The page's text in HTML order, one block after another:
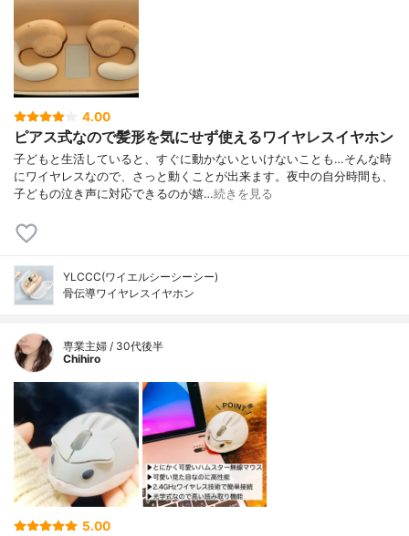
4.00
ピアス式なので髪形を気にせず使えるワイヤレスイヤホン
子どもと生活していると、すぐに動かないといけないことも…そんな時
にワイヤレスなので、さっと動くことが出来ます。夜中の自分時間も、
子どもの泣き声に対応できるのが嬉…続きを見る
YLCCC(ワイエルシーシーシー)
骨伝導ワイヤレスイヤホン
専業主婦 / 30代後半
Chihiro
5.00